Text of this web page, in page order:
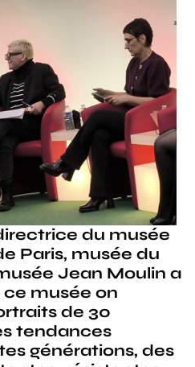
du musée
Paris, musée du
Jean Moulin a
musée on
de 30
tendances
générations, des